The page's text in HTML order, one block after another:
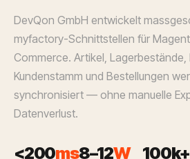
DevQon GmbH entwickelt
myfactory-Schnittstellen für
Commerce. Artikel, Lagerbestände,
Kundenstamm und Bestellungen
synchronisiert — ohne manuelle
Datenverlust.
<200ms8–12W 100k+